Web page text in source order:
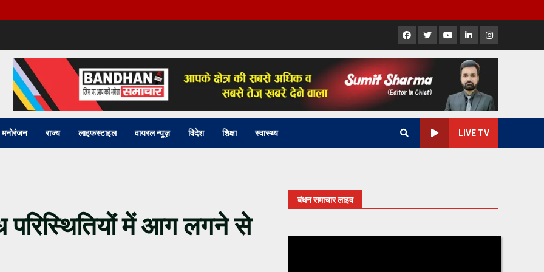
Facebook
X YoutubeLinkedInInstagram
मनोरंजन राज्य लाइफस्टाइल वायरल न्यूज़ विदेश शिक्षा स्वास्थ्य LIVE TV
परिस्थितियों में आग लगने से
बंधन समाचार लाइव